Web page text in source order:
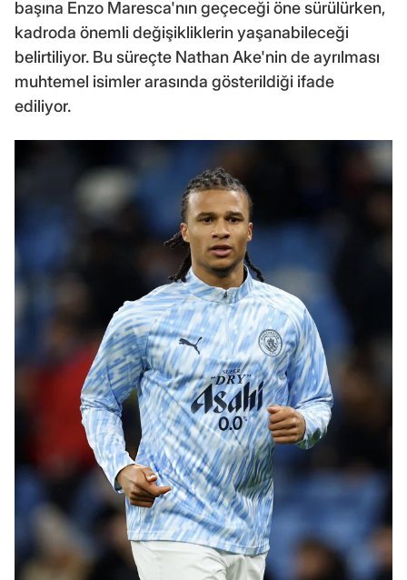
başına Enzo Maresca'nın geçeceği öne sürülürken,
kadroda önemli değişikliklerin yaşanabileceği
belirtiliyor. Bu süreçte Nathan Ake'nin de ayrılması
muhtemel isimler arasında gösterildiği ifade
ediliyor.